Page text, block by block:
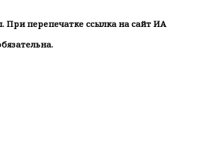
При перепечатке ссылка на сайт ИА